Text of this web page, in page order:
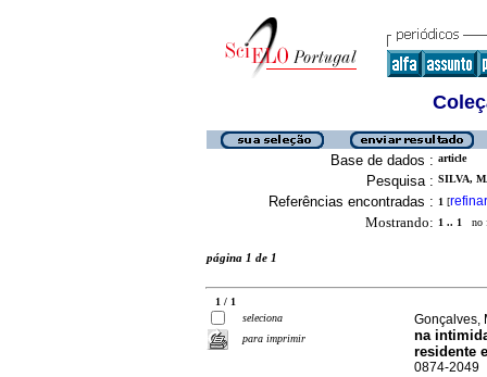
Base de dados : article
Pesquisa : SILVA,
Referências encontradas : 1 [refinar
Mostrando: 1 .. 1 no
página 1 de 1
1 / 1
seleciona
para imprimir
Gonçalves,
na
residente
0874-2049